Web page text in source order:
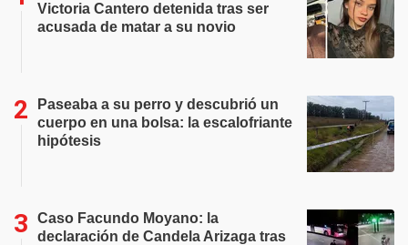
Victoria Cantero detenida tras ser
acusada de matar a su novio
Paseaba a su perro y descubrió un
cuerpo en una bolsa: la escalofriante
hipótesis
Caso Facundo Moyano: la
declaración de Candela Arizaga tras